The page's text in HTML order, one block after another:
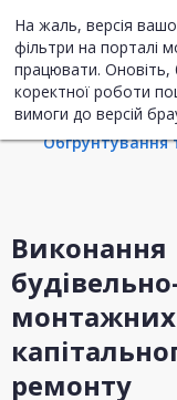
На жаль, версія
фільтри на порталі
працювати. Оновіть,
коректної роботи
вимоги до версій
Обгрунтування
Виконання
монтажних
ремонту